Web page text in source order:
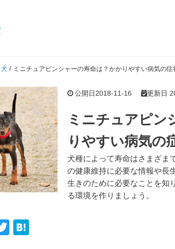
犬 / ミニチュアピンシャーの寿命は？かかりやすい病気の
公開日2018-11-16 更新日
ミニチュアピン
りやすい病気の
犬種によって寿命はさまざま
の健康維持に必要な情報や長
生きのために必要なことを知
る環境を作りましょう。
T